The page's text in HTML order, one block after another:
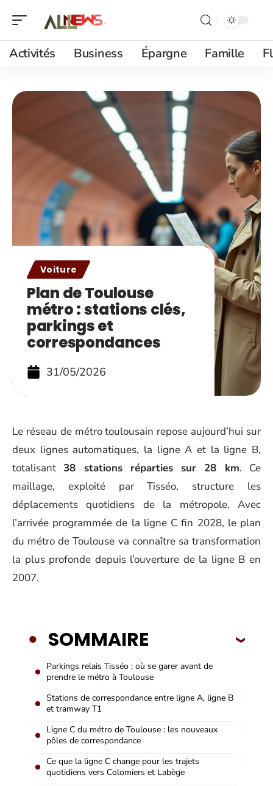
Activités Business Épargne Famille
Voiture
Plan de Toulouse
métro : stations clés,
parkings et
correspondances
31/05/2026
Le réseau de métro toulousain repose aujourd’hui sur
deux lignes automatiques, la ligne A et la ligne B,
totalisant38 stations réparties sur 28 km. Ce
maillage, exploité par Tisséo, structure les
déplacements quotidiens de la métropole. Avec
l’arrivée programmée de la ligne C fin 2028, le plan
du métro de Toulouse va connaître sa transformation
la plus profonde depuis l’ouverture de la ligne B en
2007.
SOMMAIRE
Parkings relais Tisséo : où se garer avant de
prendre le métro à Toulouse
Stations de correspondance entre ligne A, ligne B
et tramway T1
Ligne C du métro de Toulouse : les nouveaux
pôles de correspondance
Ce que la ligne C change pour les trajets
quotidiens vers Colomiers et Labège